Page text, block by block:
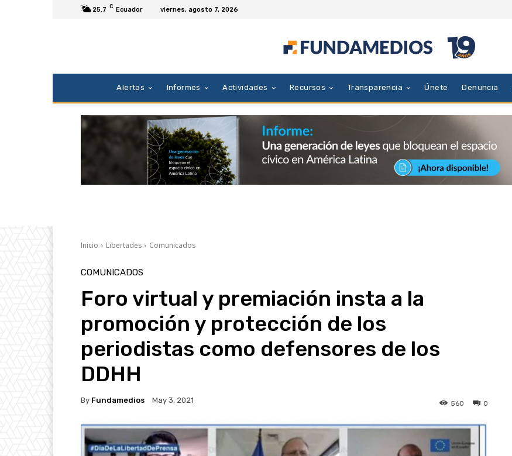
25.7 C Ecuador viernes, agosto 7, 2026
Alertas Informes Actividades Recursos Transparencia Únete Denuncia
Inicio Libertades Comunicados
COMUNICADOS
Foro virtual y premiación insta a la
promoción y protección de los
periodistas como defensores de los
DDHH
By Fundamedios May 3, 2021 0
560